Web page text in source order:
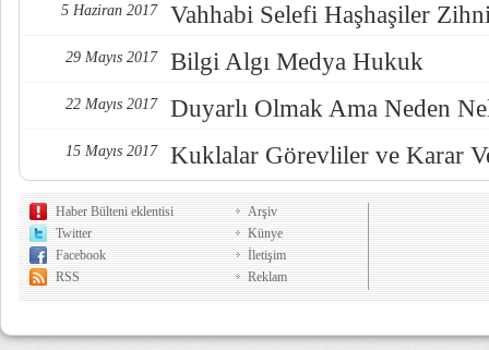
5 Haziran 2017 Vahhabi Selefi Haşhaşiler
29 Mayıs 2017 Bilgi Algı Medya Hukuk
22 Mayıs 2017 Duyarlı Olmak Ama Neden
15 Mayıs 2017 Kuklalar Görevliler ve Karar
Haber Bülteni eklentisi
Twitter
Facebook
RSS
Arşiv
Künye
İletişim
Reklam